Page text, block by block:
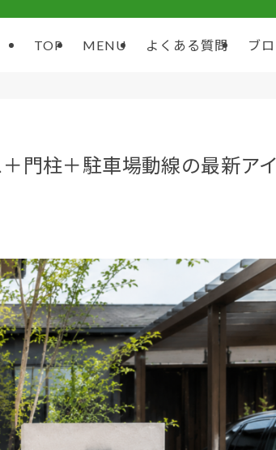
TOP MENU よくある質問 ブ
門柱＋駐車場動線の最新ア